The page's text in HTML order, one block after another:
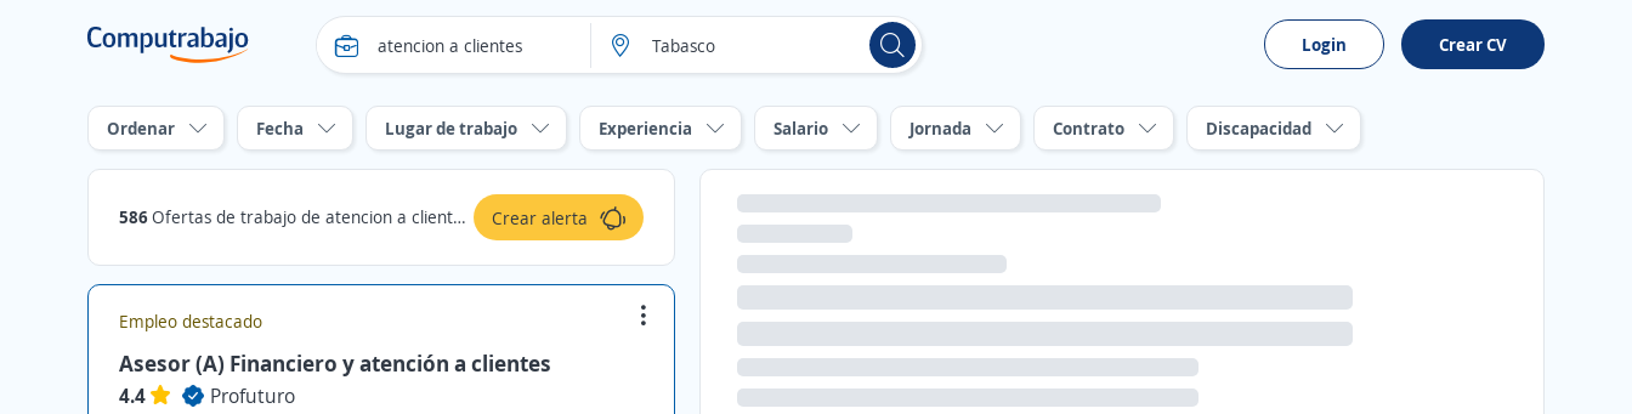
Login Crear CV
Ordenar Fecha Lugar de trabajo Experiencia Salario Jornada Contrato Discapacidad
586Ofertas de trabajo de atencion a clientes en Tabasco Crear alerta
Empleo destacado
Asesor (A) Financiero y atención a clientes
4.4
Profuturo